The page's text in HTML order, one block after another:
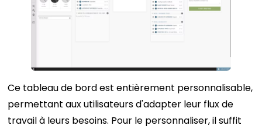
Ce tableau de bord est entièrement personnalisable,
permettant aux utilisateurs d'adapter leur flux de
travail à leurs besoins. Pour le personnaliser, il suffit